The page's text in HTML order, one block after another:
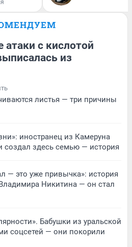
с кислотой
из
листья — три причины
иностранец из Камеруна
создал здесь семью — история
— это уже привычка»: история
Никитина — он стал
Бабушки из уральской
соцсетей — они покорили